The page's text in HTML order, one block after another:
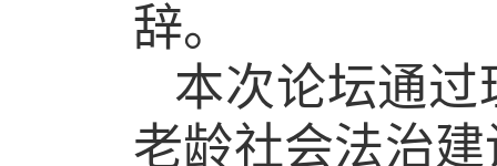
辞。
本次论坛通
老龄社会法治